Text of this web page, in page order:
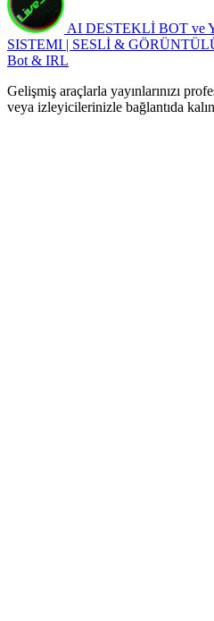
AI DESTEKLİ BOT ve
SISTEMI | SESLİ &
Bot & IRL
Gelişmiş araçlarla yayınlarınızı
veya izleyicilerinizle bağlantıda